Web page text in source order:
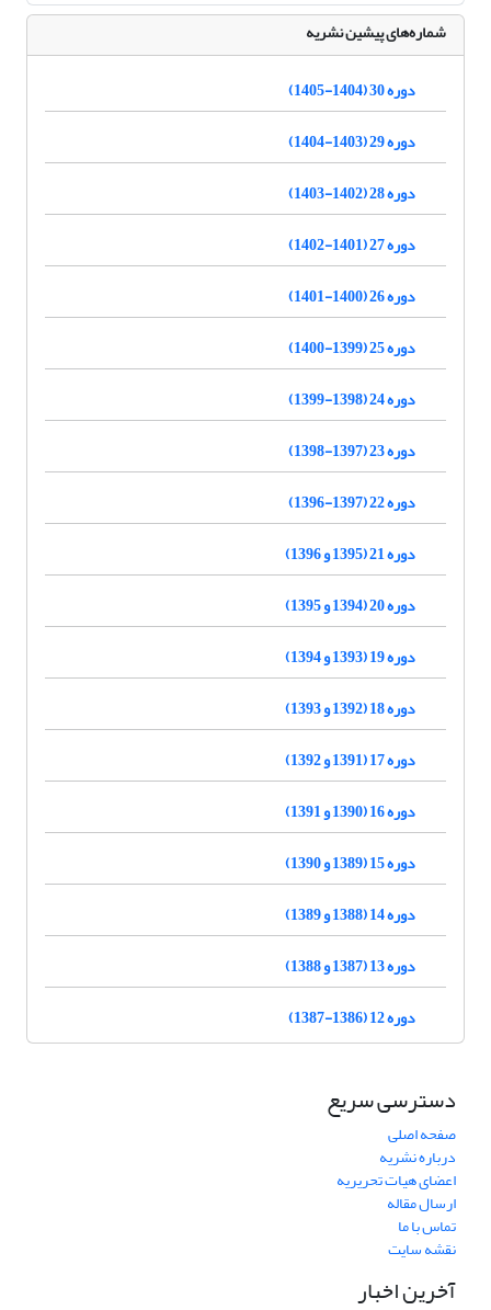
شماره‌های پیشین نشریه
دوره 30 (1404-1405)
دوره 29 (1403-1404)
دوره 28 (1402-1403)
دوره 27 (1401-1402)
دوره 26 (1400-1401)
دوره 25 (1399-1400)
دوره 24 (1398-1399)
دوره 23 (1397-1398)
دوره 22 (1397-1396)
دوره 21 (1395 و 1396)
دوره 20 (1394 و 1395)
دوره 19 (1393 و 1394)
دوره 18 (1392 و 1393)
دوره 17 (1391 و 1392)
دوره 16 (1390 و 1391)
دوره 15 (1389 و 1390)
دوره 14 (1388 و 1389)
دوره 13 (1387 و 1388)
دوره 12 (1386-1387)
دسترسی سریع
صفحه اصلی
درباره نشریه
اعضای هیات تحریریه
ارسال مقاله
تماس با ما
نقشه سایت
آخرین اخبار